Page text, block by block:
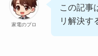
家電のプロ
この記事
リ解決す